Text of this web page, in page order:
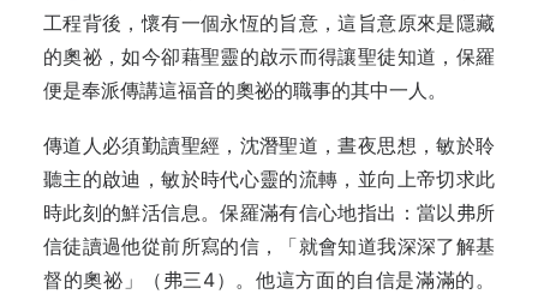
工程背後，懷有一個永恆的旨意，這旨意原來是隱藏
的奧祕，如今卻藉聖靈的啟示而得讓聖徒知道，保羅
便是奉派傳講這福音的奧祕的職事的其中一人。
傳道人必須勤讀聖經，沈潛聖道，晝夜思想，敏於聆
聽主的啟迪，敏於時代心靈的流轉，並向上帝切求此
時此刻的鮮活信息。保羅滿有信心地指出：當以弗所
信徒讀過他從前所寫的信，「就會知道我深深了解基
督的奧祕」（弗三4）。他這方面的自信是滿滿的。